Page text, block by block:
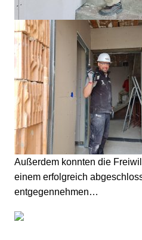
Außerdem konnten die
einem erfolgreich
entgegennehmen…